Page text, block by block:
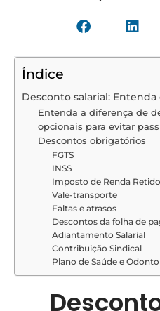
Índice
Desconto salarial:
Entenda a diferença de
opcionais para evitar
Descontos obrigatórios
FGTS
INSS
Imposto de Renda
Vale-transporte
Faltas e atrasos
Descontos da folha de
Adiantamento Salarial
Contribuição Sindical
Plano de Saúde e